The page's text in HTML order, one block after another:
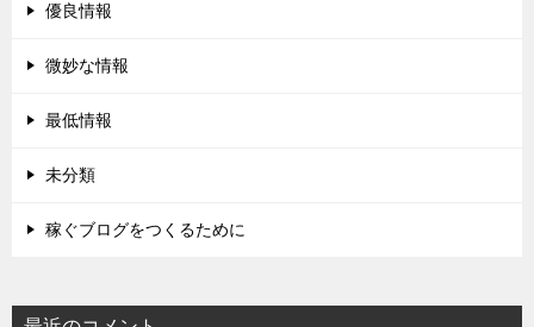
優良情報
微妙な情報
最低情報
未分類
稼ぐブログをつくるために